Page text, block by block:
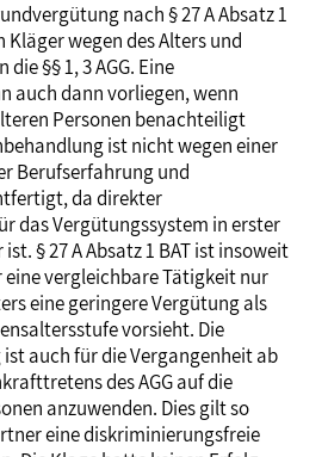
nach § 27 A Absatz 1
wegen des Alters und
§§ 1, 3 AGG. Eine
auch dann vorliegen, wenn
Personen benachteiligt
ist nicht wegen einer
Berufserfahrung und
da direkter
das Vergütungssystem in erster
§ 27 A Absatz 1 BAT ist insoweit
vergleichbare Tätigkeit nur
eine geringere Vergütung als
vorsieht. Die
auch für die Vergangenheit ab
des AGG auf die
anzuwenden. Dies gilt so
eine diskriminierungsfreie